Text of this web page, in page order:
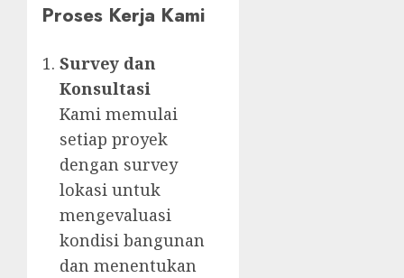
Proses Kerja Kami
Survey dan
Konsultasi
Kami memulai
setiap proyek
dengan survey
lokasi untuk
mengevaluasi
kondisi bangunan
dan menentukan